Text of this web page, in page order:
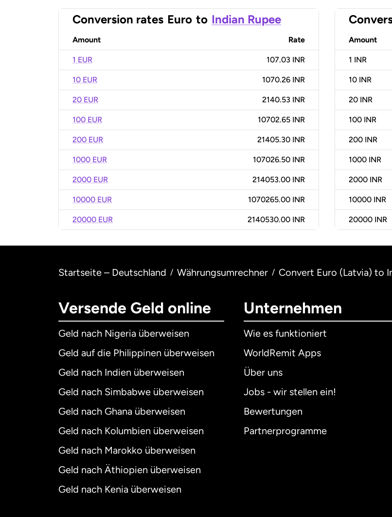
Conversion rates Euro to Indian Rupee
Amount Rate
1 EUR 107.03 INR
10 EUR 1070.26 INR
20 EUR 2140.53 INR
100 EUR 10702.65 INR
200 EUR 21405.30 INR
1000 EUR 107026.50 INR
2000 EUR 214053.00 INR
10000 EUR 1070265.00 INR
20000 EUR 2140530.00 INR
Amount
1 INR
10 INR
20 INR
100 INR
200 INR
1000 INR
2000 INR
10000 INR
20000 INR
Startseite – Deutschland / Währungsumrechner / Convert Euro (Latvia) to
Versende Geld online
Geld nach Nigeria überweisen
Geld auf die Philippinen überweisen
Geld nach Indien überweisen
Geld nach Simbabwe überweisen
Geld nach Ghana überweisen
Geld nach Kolumbien überweisen
Geld nach Marokko überweisen
Geld nach Äthiopien überweisen
Geld nach Kenia überweisen
Unternehmen
Wie es funktioniert
WorldRemit Apps
Über uns
Jobs - wir stellen ein!
Bewertungen
Partnerprogramme